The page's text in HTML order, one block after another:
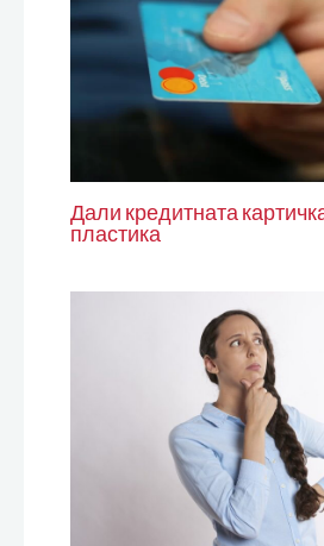
Дали кредитната
пластика